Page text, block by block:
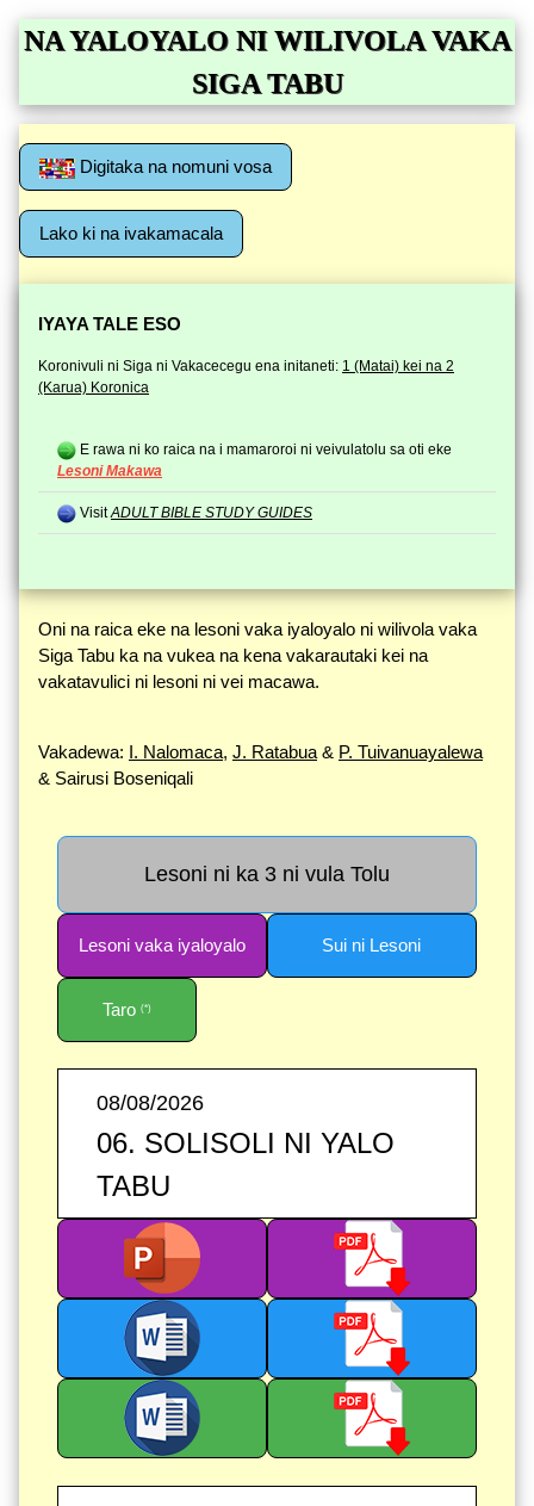
NA YALOYALO NI WILIVOLA VAKA
SIGA TABU
Digitaka na nomuni vosa
Lako ki na ivakamacala
IYAYA TALE ESO
Koronivuli ni Siga ni Vakacecegu ena initaneti: 1 (Matai) kei na 2
(Karua) Koronica
E rawa ni ko raica na i mamaroroi ni veivulatolu sa oti eke
Lesoni Makawa
VisitADULT BIBLE STUDY GUIDES
Oni na raica eke na lesoni vaka iyaloyalo ni wilivola vaka
Siga Tabu ka na vukea na kena vakarautaki kei na
vakatavulici ni lesoni ni vei macawa.
Vakadewa: I. Nalomaca, J. Ratabua & P. Tuivanuayalewa
& Sairusi Boseniqali
Lesoni ni ka 3 ni vula Tolu
Lesoni vaka iyaloyalo Sui ni Lesoni
Taro(*)
08/08/2026
06. SOLISOLI NI YALO
TABU